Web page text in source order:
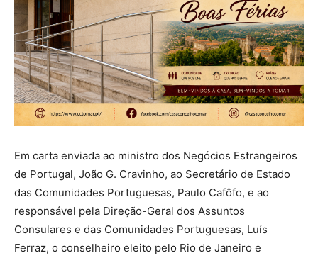
Em carta enviada ao ministro dos Negócios Estrangeiros
de Portugal, João G. Cravinho, ao Secretário de Estado
das Comunidades Portuguesas, Paulo Cafôfo, e ao
responsável pela Direção-Geral dos Assuntos
Consulares e das Comunidades Portuguesas, Luís
Ferraz, o conselheiro eleito pelo Rio de Janeiro e